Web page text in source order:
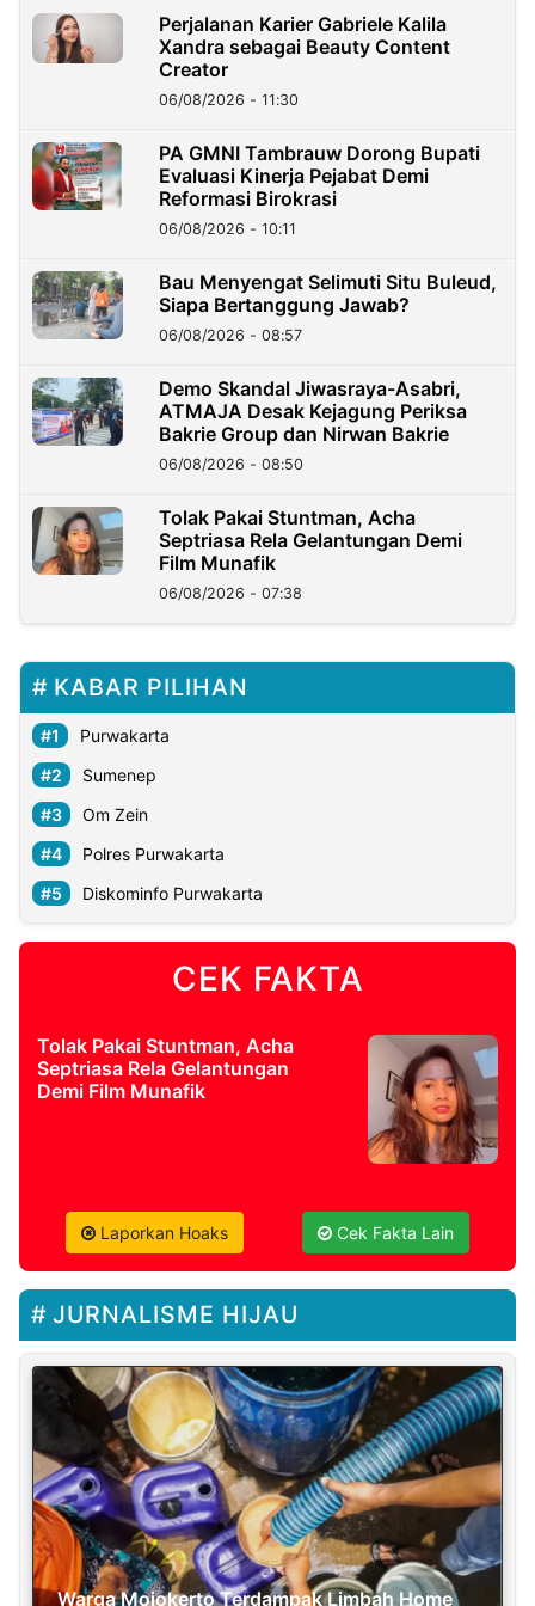
Perjalanan Karier Gabriele Kalila
Xandra sebagai Beauty Content
Creator
06/08/2026 - 11:30
PA GMNI Tambrauw Dorong Bupati
Evaluasi Kinerja Pejabat Demi
Reformasi Birokrasi
06/08/2026 - 10:11
Bau Menyengat Selimuti Situ Buleud,
Siapa Bertanggung Jawab?
06/08/2026 - 08:57
Demo Skandal Jiwasraya-Asabri,
ATMAJA Desak Kejagung Periksa
Bakrie Group dan Nirwan Bakrie
06/08/2026 - 08:50
Tolak Pakai Stuntman, Acha
Septriasa Rela Gelantungan Demi
Film Munafik
06/08/2026 - 07:38
KABAR PILIHAN
Purwakarta
Sumenep
Om Zein
Polres Purwakarta
Diskominfo Purwakarta
CEK FAKTA
Tolak Pakai Stuntman, Acha
Septriasa Rela Gelantungan
Demi Film Munafik
Laporkan Hoaks Cek Fakta Lain
JURNALISME HIJAU
Warga Mojokerto Terdampak Limbah Home